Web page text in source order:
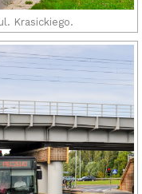
Krasickiego.